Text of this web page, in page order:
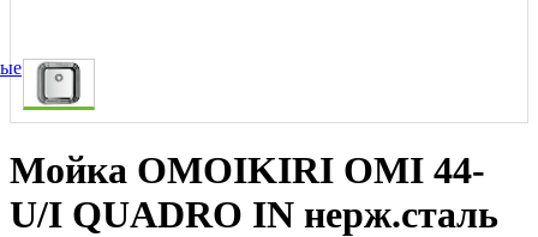
Мойка OMOIKIRI OMI 44-
U/I QUADRO IN нерж.сталь